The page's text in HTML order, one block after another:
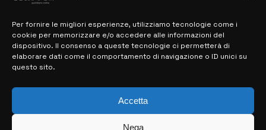
Per fornire le migliori esperienze, utilizziamo tecnologie come i
cookie per memorizzare e/o accedere alle informazioni del
dispositivo. Il consenso a queste tecnologie ci permetterà di
elaborare dati come il comportamento di navigazione o ID unici su
questo sito.
Accetta
Nega
MAPPA DEL SITO
> NOTIZIE